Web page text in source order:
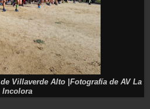
Villaverde Alto |Fotografía de AV La
Incolora